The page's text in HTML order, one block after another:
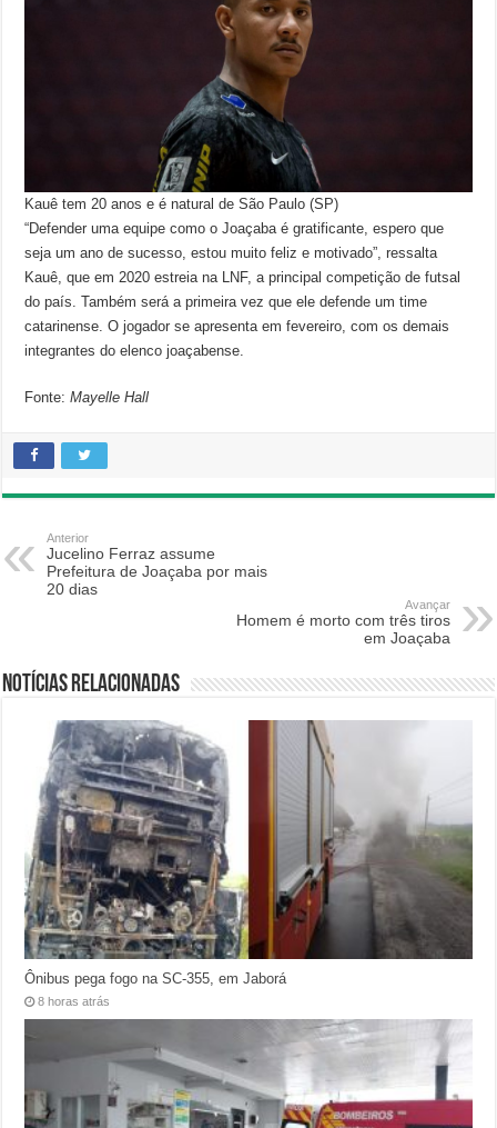
Kauê tem 20 anos e é natural de São Paulo (SP)
“Defender uma equipe como o Joaçaba é gratificante, espero que
seja um ano de sucesso, estou muito feliz e motivado”, ressalta
Kauê, que em 2020 estreia na LNF, a principal competição de futsal
do país. Também será a primeira vez que ele defende um time
catarinense. O jogador se apresenta em fevereiro, com os demais
integrantes do elenco joaçabense.
Fonte:Mayelle Hall
Anterior
Jucelino Ferraz assume
Prefeitura de Joaçaba por mais
20 dias
Avançar
Homem é morto com três tiros
em Joaçaba
Notícias relacionadas
Ônibus pega fogo na SC-355, em Jaborá
8 horas atrás